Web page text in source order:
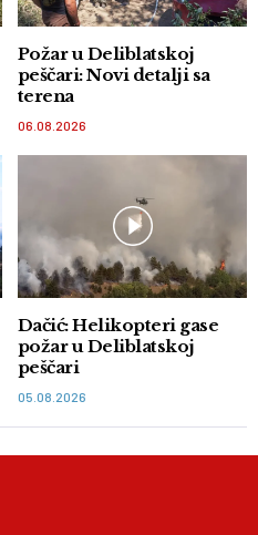
Požar u Deliblatskoj
peščari: Novi detalji sa
terena
06.08.2026
Dačić: Helikopteri gase
požar u Deliblatskoj
peščari
05.08.2026